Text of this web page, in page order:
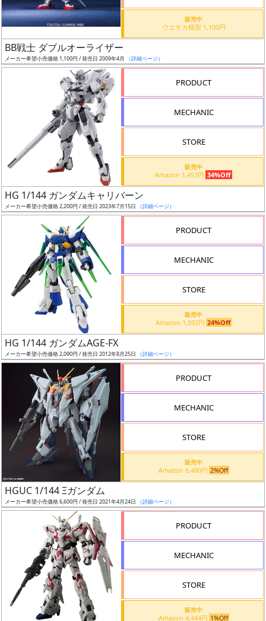
ケ
ー
ル
シ
ー
ズ・
況
売
始
抽
選
販売中
ウエサカ模型 1,100円
BB戦士 ダブルオーライザー
メーカー希望小売価格 1,100円 / 発売日 2009年4月 （詳細ページ）
PRODUCT
MECHANIC
STORE
販売中
Amazon 1,453円 34%Off
HG 1/144 ガンダムキャリバーン
メーカー希望小売価格 2,200円 / 発売日 2023年7月15日 （詳細ページ）
PRODUCT
MECHANIC
STORE
販売中
Amazon 1,592円 24%Off
HG 1/144 ガンダムAGE-FX
メーカー希望小売価格 2,090円 / 発売日 2012年8月25日 （詳細ページ）
PRODUCT
MECHANIC
STORE
販売中
Amazon 6,480円 2%Off
HGUC 1/144 Ξガンダム
メーカー希望小売価格 6,600円 / 発売日 2021年4月24日 （詳細ページ）
PRODUCT
MECHANIC
STORE
販売中
Amazon 4,444円 1%Off